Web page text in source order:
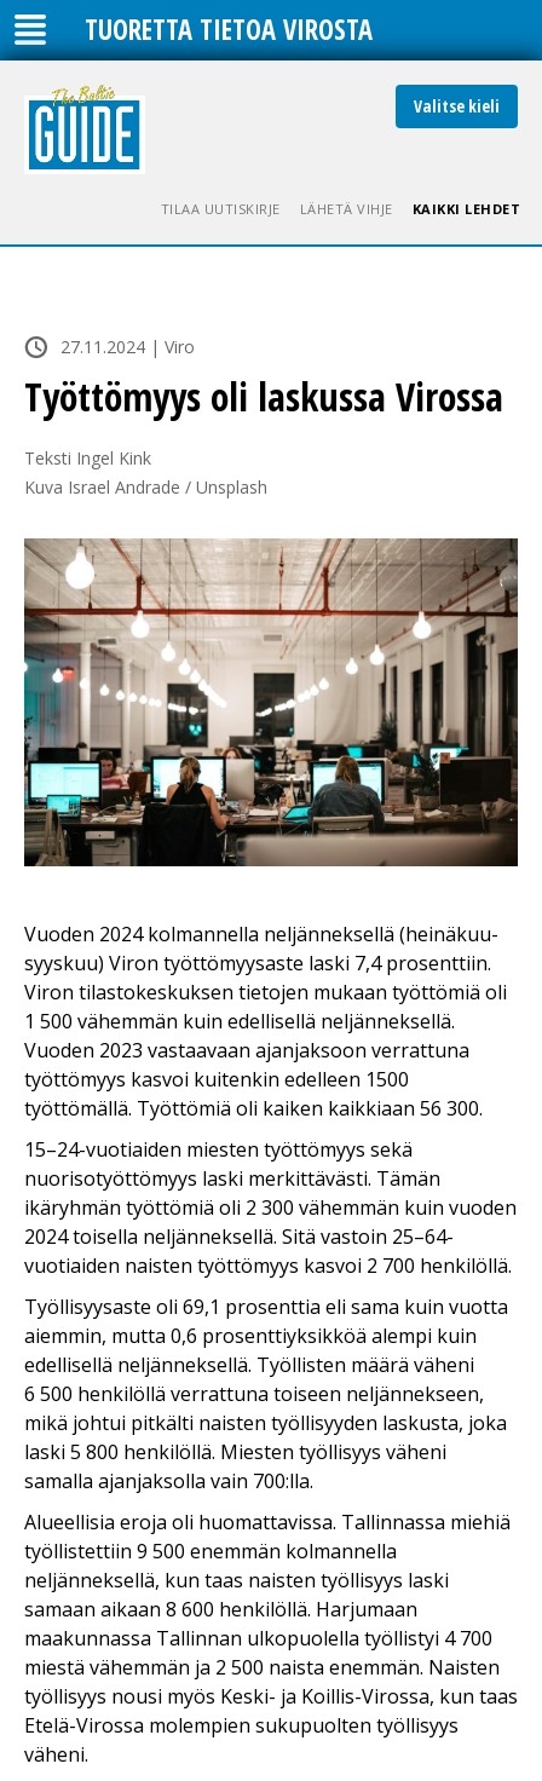
TUORETTA TIETOA VIROSTA
Valitse kieli
TILAA UUTISKIRJE LÄHETÄ VIHJE KAIKKI LEHDET
27.11.2024 | Viro
Työttömyys oli laskussa Virossa
Teksti Ingel Kink
Kuva Israel Andrade / Unsplash
Vuoden 2024 kolmannella neljänneksellä (heinäkuu-
syyskuu) Viron työttömyysaste laski 7,4 prosenttiin.
Viron tilastokeskuksen tietojen mukaan työttömiä oli
1 500 vähemmän kuin edellisellä neljänneksellä.
Vuoden 2023 vastaavaan ajanjaksoon verrattuna
työttömyys kasvoi kuitenkin edelleen 1500
työttömällä. Työttömiä oli kaiken kaikkiaan 56 300.
15–24-vuotiaiden miesten työttömyys sekä
nuorisotyöttömyys laski merkittävästi. Tämän
ikäryhmän työttömiä oli 2 300 vähemmän kuin vuoden
2024 toisella neljänneksellä. Sitä vastoin 25–64-
vuotiaiden naisten työttömyys kasvoi 2 700 henkilöllä.
Työllisyysaste oli 69,1 prosenttia eli sama kuin vuotta
aiemmin, mutta 0,6 prosenttiyksikköä alempi kuin
edellisellä neljänneksellä. Työllisten määrä väheni
6 500 henkilöllä verrattuna toiseen neljännekseen,
mikä johtui pitkälti naisten työllisyyden laskusta, joka
laski 5 800 henkilöllä. Miesten työllisyys väheni
samalla ajanjaksolla vain 700:lla.
Alueellisia eroja oli huomattavissa. Tallinnassa miehiä
työllistettiin 9 500 enemmän kolmannella
neljänneksellä, kun taas naisten työllisyys laski
samaan aikaan 8 600 henkilöllä. Harjumaan
maakunnassa Tallinnan ulkopuolella työllistyi 4 700
miestä vähemmän ja 2 500 naista enemmän. Naisten
työllisyys nousi myös Keski- ja Koillis-Virossa, kun taas
Etelä-Virossa molempien sukupuolten työllisyys
väheni.